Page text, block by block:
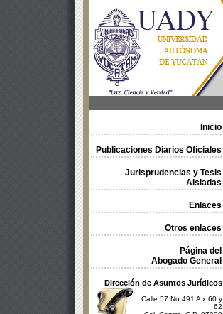
Inicio
Publicaciones Diarios Oficiales
Jurisprudencias y Tesis
Aisladas
Enlaces
Otros enlaces
Página del
Abogado General
Dirección de Asuntos Jurídicos
Calle 57 No 491 A x 60 y
62